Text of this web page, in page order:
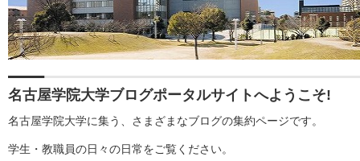
名古屋学院大学ブログポータルサイトへようこそ!
名古屋学院大学に集う、さまざまなブログの集約ページです。
学生・教職員の日々の日常をご覧ください。